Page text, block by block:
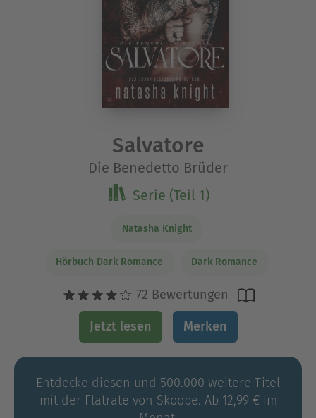
Salvatore
Die Benedetto Brüder
Serie (Teil 1)
Natasha Knight
Hörbuch Dark Romance Dark Romance
72 Bewertungen
Jetzt lesen Merken
Entdecke diesen und 500.000 weitere Titel
mit der Flatrate von Skoobe. Ab 12,99 € im